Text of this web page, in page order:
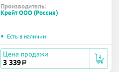
Производитель:
Крейт ООО (Россия)
• Есть в наличии
Цена продажи
3 339 a